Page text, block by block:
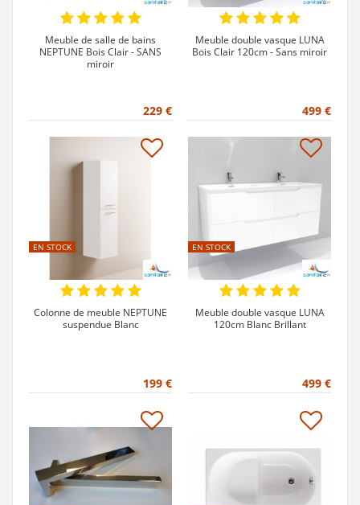
Meuble de salle de bains
NEPTUNE Bois Clair - SANS
miroir
229 €
Meuble double vasque LUNA
Bois Clair 120cm - Sans miroir
499 €
EN STOCK
Colonne de meuble NEPTUNE
suspendue Blanc
199 €
EN STOCK
Meuble double vasque LUNA
120cm Blanc Brillant
499 €